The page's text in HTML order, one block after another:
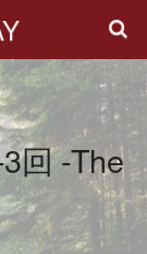
回 -The